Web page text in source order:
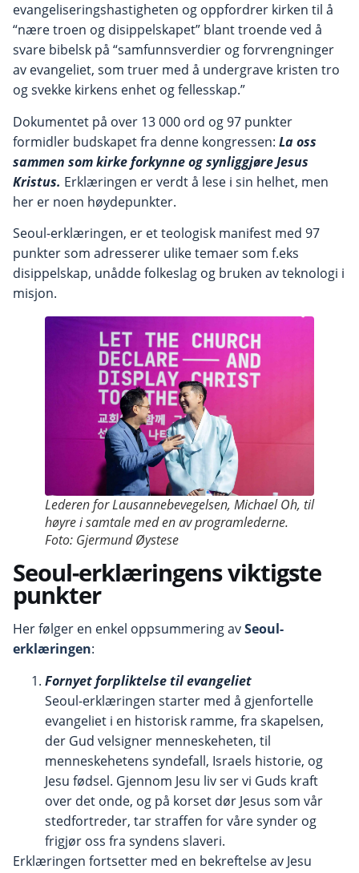
evangeliseringshastigheten og oppfordrer kirken til å
“nære troen og disippelskapet” blant troende ved å
svare bibelsk på “samfunnsverdier og forvrengninger
av evangeliet, som truer med å undergrave kristen tro
og svekke kirkens enhet og fellesskap.”
Dokumentet på over 13 000 ord og 97 punkter
formidler budskapet fra denne kongressen: La oss
sammen som kirke forkynne og synliggjøre Jesus
Kristus. Erklæringen er verdt å lese i sin helhet, men
her er noen høydepunkter.
Seoul-erklæringen, er et teologisk manifest med 97
punkter som adresserer ulike temaer som f.eks
disippelskap, unådde folkeslag og bruken av teknologi i
misjon.
Lederen for Lausannebevegelsen, Michael Oh, til
høyre i samtale med en av programlederne.
Foto: Gjermund Øystese
Seoul-erklæringens viktigste
punkter
Her følger en enkel oppsummering avSeoul-
erklæringen:
Fornyet forpliktelse til evangeliet
Seoul-erklæringen starter med å gjenfortelle
evangeliet i en historisk ramme, fra skapelsen,
der Gud velsigner menneskeheten, til
menneskehetens syndefall, Israels historie, og
Jesu fødsel. Gjennom Jesu liv ser vi Guds kraft
over det onde, og på korset dør Jesus som vår
stedfortreder, tar straffen for våre synder og
frigjør oss fra syndens slaveri.
Erklæringen fortsetter med en bekreftelse av Jesu